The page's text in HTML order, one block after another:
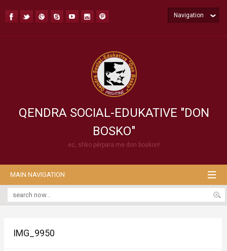
QENDRA SOCIAL-EDUKATIVE "DON
BOSKO"
ec, shko përpara me don boskon!
Navigation
MAIN NAVIGATION
IMG_9950